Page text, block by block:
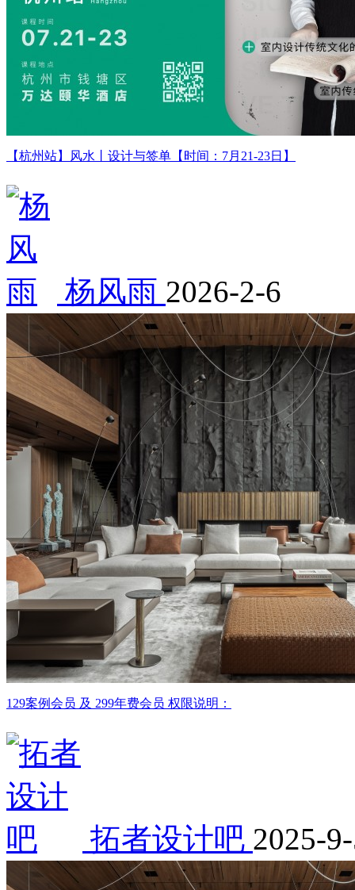
【杭州站】风水丨设计与签单【时间：7月21-23日】
杨风雨 2026-2-6
129案例会员 及 299年费会员 权限说明：
拓者设计吧 2025-